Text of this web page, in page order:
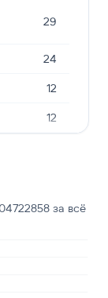
29
24
12
12
за всё